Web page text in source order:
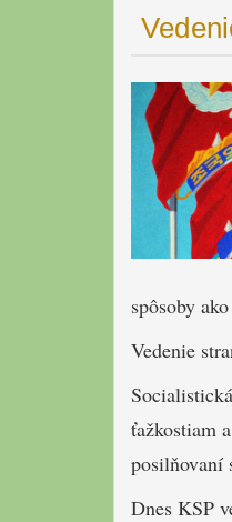
spôsoby
Vedenie
ťažkostiam
posilňovaní
Dnes KSP